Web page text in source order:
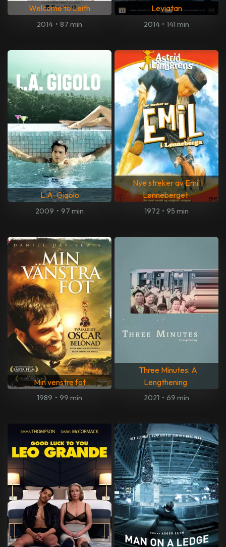
Welcome to Leith
2014 • 87 min
Leviatan
2014 • 141 min
L.A. Gigolo
2009 • 97 min
Nye streker av Emil i
Lønneberget
1972 • 95 min
Min venstre fot
1989 • 99 min
Three Minutes: A
Lengthening
2021 • 69 min